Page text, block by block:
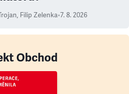
, Filip Zelenka•7. 8. 2026
Obchod